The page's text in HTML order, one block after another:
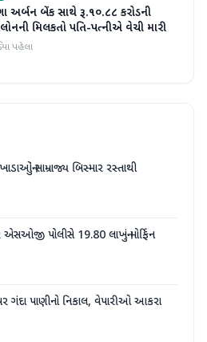
અર્બન બેંક સાથે રૂ.૧૦.૮૮ કરોડની
મિલકતો પતિ-પત્નીએ વેચી મારી
પહેલા
સામ્રાજ્ય બિસ્માર રસ્તાથી
પોલીસે 19.80 લાખનું મોર્ફિન
ગંદા પાણીનો નિકાલ, વેપારીઓ આકરા